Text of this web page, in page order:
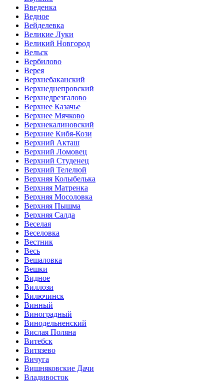
Введенка
Ведное
Вейделевка
Великие Луки
Великий Новгород
Вельск
Вербилово
Верея
Верхнебаканский
Верхнеднепровский
Верхнедрезгалово
Верхнее Казачье
Верхнее Мячково
Верхнекалиновский
Верхние Кибя-Кози
Верхний Акташ
Верхний Ломовец
Верхний Студенец
Верхний Телелюй
Верхняя Колыбелька
Верхняя Матренка
Верхняя Мосоловка
Верхняя Пышма
Верхняя Салда
Веселая
Веселовка
Вестник
Весь
Вешаловка
Вешки
Видное
Виллози
Вилючинск
Винный
Виноградный
Винодельненский
Вислая Поляна
Витебск
Витязево
Вичуга
Вишняковские Дачи
Владивосток